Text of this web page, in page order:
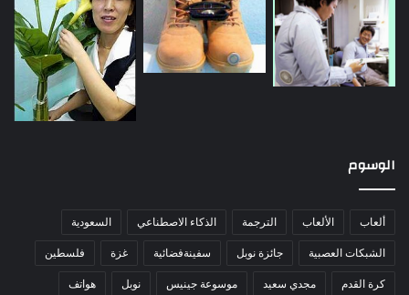
الوسوم
ألعاب الألعاب الترجمة الذكاء الاصطناعي السعودية
الشبكات العصبية جائزة نوبل سفينةفضائية غزة فلسطين
كرة القدم مجدي سعيد موسوعة جينيس نوبل هواتف